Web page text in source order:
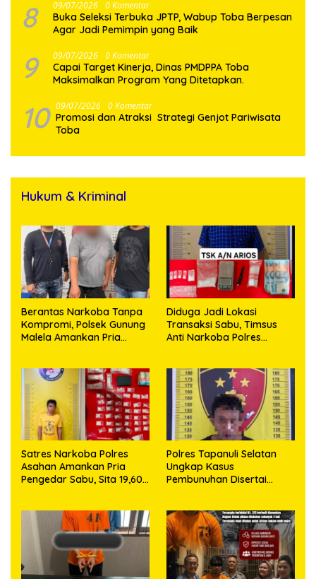
8 09/07/2026 0 Komentar
Buka Seleksi Terbuka JPTP, Wabup Toba Berpesan
Agar Jadi Pemimpin yang Baik
9 09/07/2026 0 Komentar
Capai Target Kinerja, Dinas PMDPPA Toba
Maksimalkan Program Yang Ditetapkan.
10 09/07/2026 0 Komentar
Promosi dan Atraksi Strategi Genjot Pariwisata
Toba
Hukum & Kriminal
Berantas Narkoba Tanpa
Kompromi, Polsek Gunung
Malela Amankan Pria
Diduga Jadi Lokasi
Transaksi Sabu, Timsus
Anti Narkoba Polres
63,67 Gram Sabu
Satres Narkoba Polres
Asahan Amankan Pria
Pengedar Sabu, Sita 19,60
Polres Tapanuli Selatan
Ungkap Kasus
Pembunuhan Disertai
Ditangkap